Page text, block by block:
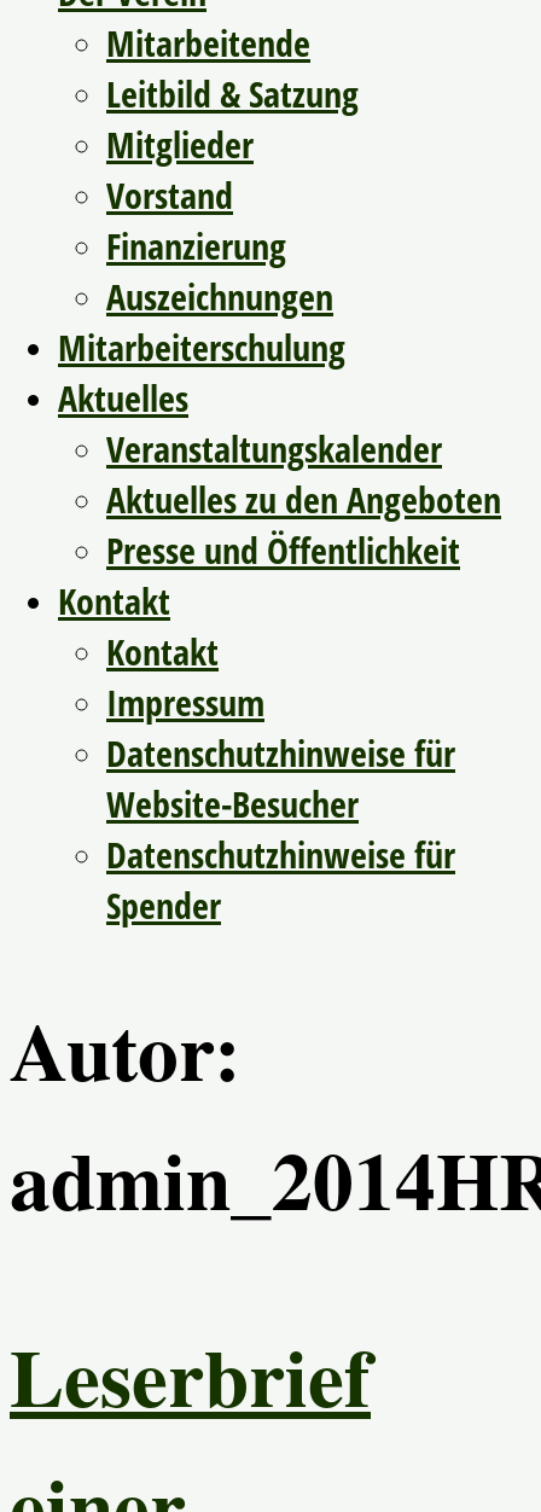
Mitarbeitende
Leitbild & Satzung
Mitglieder
Vorstand
Finanzierung
Auszeichnungen
Mitarbeiterschulung
Aktuelles
Veranstaltungskalender
Aktuelles zu den Angeboten
Presse und Öffentlichkeit
Kontakt
Kontakt
Impressum
Datenschutzhinweise für
Website-Besucher
Datenschutzhinweise für
Spender
Autor:
Leserbrief